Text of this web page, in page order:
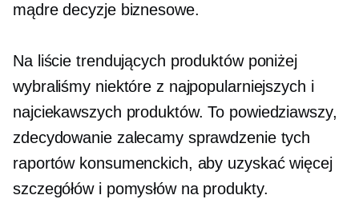
mądre decyzje biznesowe.
Na liście trendujących produktów poniżej
wybraliśmy niektóre z najpopularniejszych i
najciekawszych produktów. To powiedziawszy,
zdecydowanie zalecamy sprawdzenie tych
raportów konsumenckich, aby uzyskać więcej
szczegółów i pomysłów na produkty.